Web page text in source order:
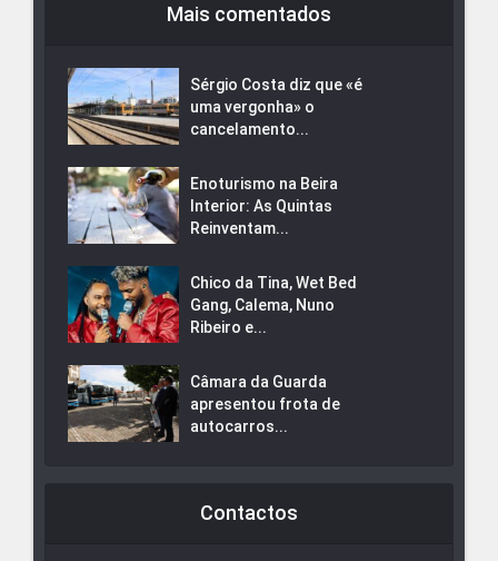
Mais comentados
Sérgio Costa diz que «é
uma vergonha» o
cancelamento...
Enoturismo na Beira
Interior: As Quintas
Reinventam...
Chico da Tina, Wet Bed
Gang, Calema, Nuno
Ribeiro e...
Câmara da Guarda
apresentou frota de
autocarros...
Contactos